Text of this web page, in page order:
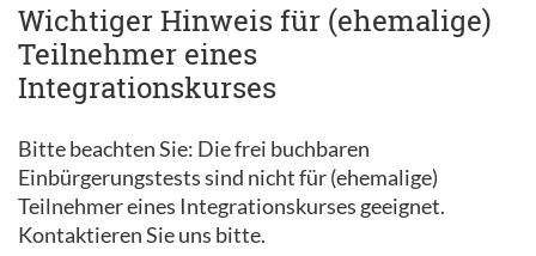
Wichtiger Hinweis für (ehemalige)
Teilnehmer eines
Integrationskurses
Bitte beachten Sie: Die frei buchbaren
Einbürgerungstests sind nicht für (ehemalige)
Teilnehmer eines Integrationskurses geeignet.
Kontaktieren Sie uns bitte.